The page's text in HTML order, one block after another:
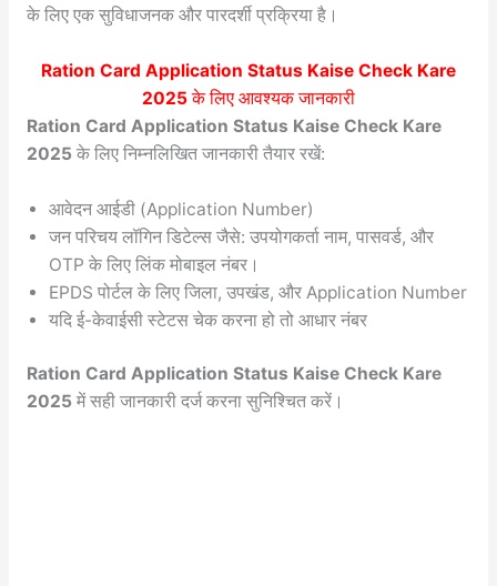
के लिए एक सुविधाजनक और पारदर्शी प्रक्रिया है।
Ration Card Application Status Kaise Check Kare
2025के लिए आवश्यक जानकारी
Ration Card Application Status Kaise Check Kare
2025 के लिए निम्नलिखित जानकारी तैयार रखें:
आवेदन आईडी (Application Number)
जन परिचय लॉगिन डिटेल्स जैसे: उपयोगकर्ता नाम, पासवर्ड, और
OTP के लिए लिंक मोबाइल नंबर।
EPDS पोर्टल के लिए जिला, उपखंड, और Application Number
यदि ई-केवाईसी स्टेटस चेक करना हो तो आधार नंबर
Ration Card Application Status Kaise Check Kare
2025 में सही जानकारी दर्ज करना सुनिश्चित करें।